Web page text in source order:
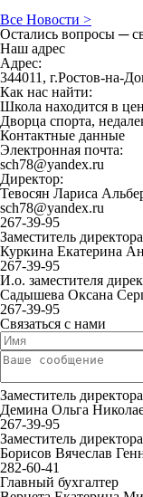
Все Новости >
Остались вопросы ─
Наш адрес
Адрес:
344011, г.Ростов-на-
Как нас найти:
Школа находится в
Дворца спорта,
Контактные данные
Электронная почта:
sch78@yandex.ru
Директор:
Тевосян Лариса
sch78@yandex.ru
267-39-95
Заместитель
Куркина Екатерина
267-39-95
И.о. заместителя
Садышева Оксана
267-39-95
Связаться с нами
Заместитель
Демина Ольга
267-39-95
Заместитель
Борисов Вячеслав
282-60-41
Главный бухгалтер